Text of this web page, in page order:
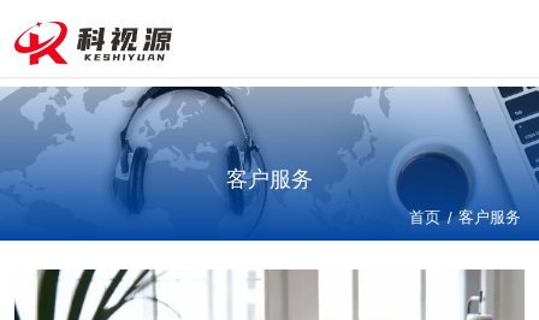
时咨询
热线：
177-
680
957
9
客户服务
首页/客户服务